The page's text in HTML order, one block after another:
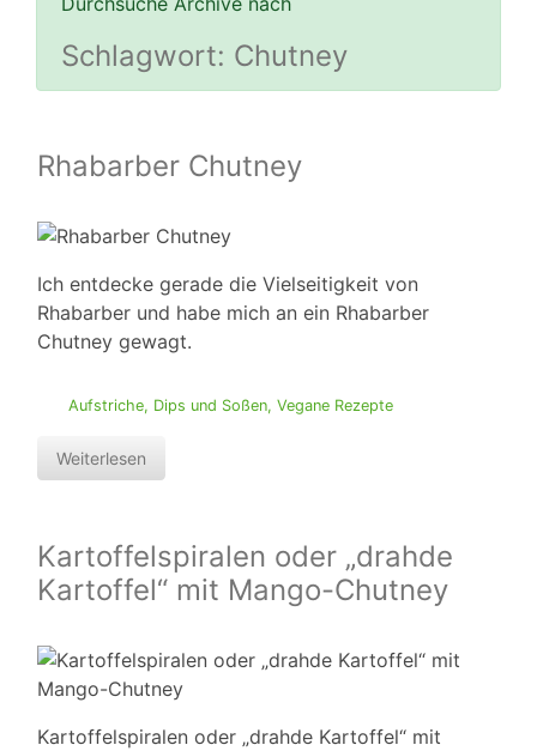
Schlagwort: Chutney
Rhabarber Chutney
Ich entdecke gerade die Vielseitigkeit von
Rhabarber und habe mich an ein Rhabarber
Chutney gewagt.
Aufstriche, Dips und Soßen, Vegane Rezepte
Weiterlesen
Kartoffelspiralen oder „drahde
Kartoffel“ mit Mango-Chutney
Kartoffelspiralen oder „drahde Kartoffel“ mit